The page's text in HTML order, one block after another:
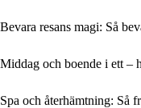
Bevara resans magi: Så
Middag och boende i ett –
Spa och återhämtning: Så